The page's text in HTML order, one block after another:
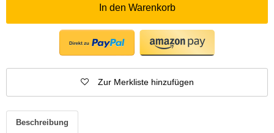
In den Warenkorb
Zur Merkliste hinzufügen
Beschreibung